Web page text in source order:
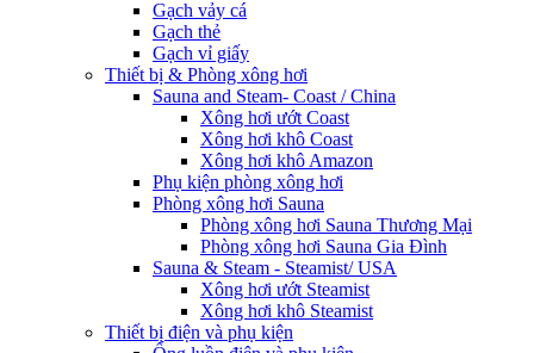
Gạch vảy cá
Gạch thẻ
Gạch vỉ giấy
Thiết bị & Phòng xông hơi
Sauna and Steam- Coast / China
Xông hơi ướt Coast
Xông hơi khô Coast
Xông hơi khô Amazon
Phụ kiện phòng xông hơi
Phòng xông hơi Sauna
Phòng xông hơi Sauna Thương Mại
Phòng xông hơi Sauna Gia Đình
Sauna & Steam - Steamist/ USA
Xông hơi ướt Steamist
Xông hơi khô Steamist
Thiết bị điện và phụ kiện